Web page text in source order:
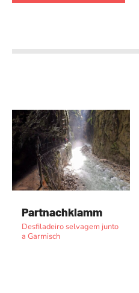
Partnachklamm
Desfiladeiro selvagem junto
a Garmisch